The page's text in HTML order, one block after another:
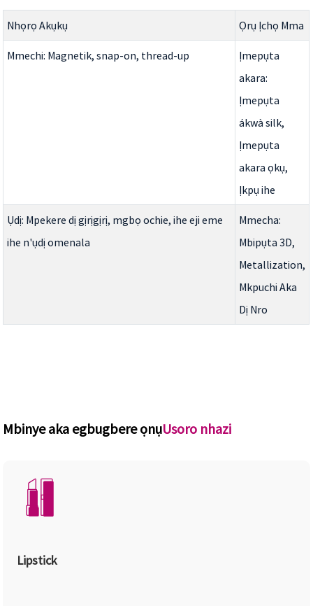
Nhọrọ Akụkụ Ọrụ Ịchọ Mma
Mmechi: Magnetik, snap-on, thread-up
Ịmepụta
akara:
Ịmepụta
ákwà silk,
Ịmepụta
akara ọkụ,
Ịkpụ ihe
Ụdị: Mpekere dị gịrịgịrị, mgbọ ochie, ihe eji eme
ihe n'ụdị omenala
Mmecha:
Mbipụta 3D,
Metallization,
Mkpuchi Aka
Dị Nro
Mbinye aka egbugbere ọnụUsoro nhazi
Lipstick